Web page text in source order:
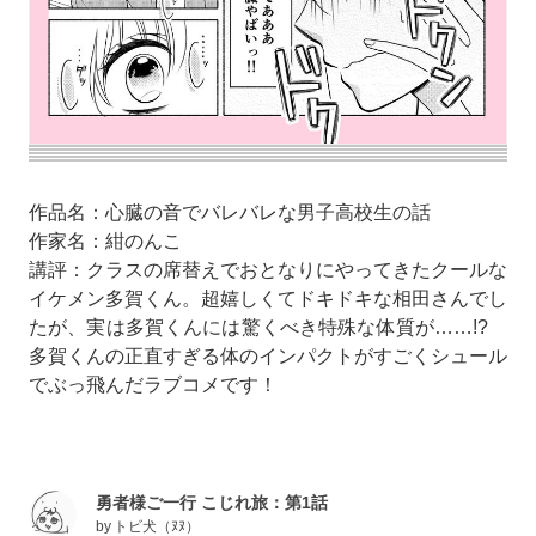
作品名：心臓の音でバレバレな男子高校生の話
作家名：紺のんこ
講評：クラスの席替えでおとなりにやってきたクールな
イケメン多賀くん。超嬉しくてドキドキな相田さんでし
たが、実は多賀くんには驚くべき特殊な体質が……!?
多賀くんの正直すぎる体のインパクトがすごくシュール
でぶっ飛んだラブコメです！
勇者様ご一行 こじれ旅：第1話
by トビ犬（ﾇﾇ）